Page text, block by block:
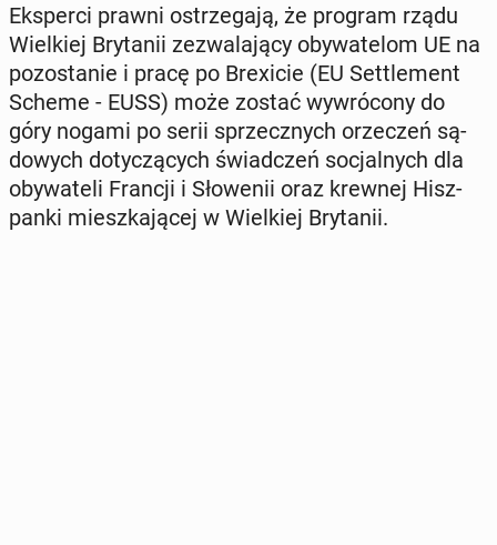
Eks­per­ci prawni ostrze­ga­ją, że program rządu
Wiel­kiej Bry­ta­nii ze­zwa­la­ją­cy oby­wa­te­lom UE na
po­zo­sta­nie i pracę po Bre­xi­cie (EU Set­tle­ment
Scheme - EUSS) może zostać wy­wró­co­ny do
góry nogami po serii sprzecz­nych orze­czeń są­
do­wych do­ty­czą­cych świad­czeń so­cjal­nych dla
oby­wa­te­li Francji i Sło­we­nii oraz krewnej Hisz­
pan­ki miesz­ka­ją­cej w Wiel­kiej Bry­ta­nii.